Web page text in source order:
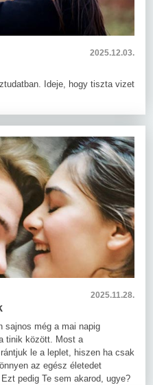
2025.12.03.
Ideje, hogy tiszta vizet
2025.11.28.
sajnos még a mai napig
tinik között. Most a
le a leplet, hiszen ha csak
az egész életedet
pedig Te sem akarod, ugye?